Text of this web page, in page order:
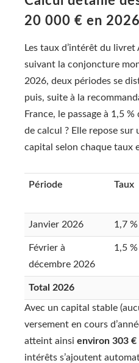
20 000 € en 2026
Les taux d’intérêt du livret
suivant la conjoncture
2026, deux périodes se
puis, suite à la
France, le passage à 1,5
de calcul ? Elle repose sur
capital selon chaque taux
Période Taux
Janvier 2026 1,7 %
Février à
décembre 2026
1,5 %
Total 2026
Avec un capital stable
versement en cours
atteint ainsi environ 303 €
intérêts s’ajoutent